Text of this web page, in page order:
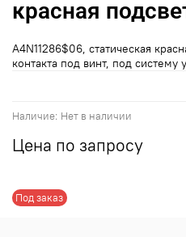
Наличие: Нет в наличии
Под заказ
красная
Цена по запросу
A4N11286$06, статическая
контакта под винт, под